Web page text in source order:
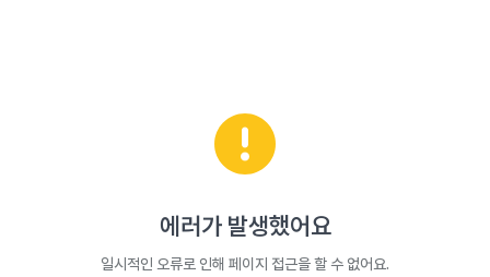
에러가 발생했어요
일시적인 오류로 인해 페이지 접근을 할 수 없어요.